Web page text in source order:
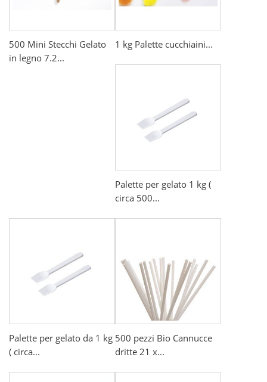
500 Mini Stecchi Gelato
in legno 7.2...
1 kg Palette cucchiaini...
Palette per gelato 1 kg (
circa 500...
Palette per gelato da 1 kg
( circa...
500 pezzi Bio Cannucce
dritte 21 x...